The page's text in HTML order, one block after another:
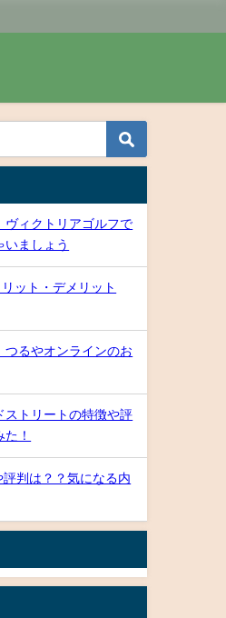
ヴィクトリアゴルフで
いましょう
ット・デメリット
つるやオンラインのお
ストリートの特徴や評
！
評判は？？気になる内